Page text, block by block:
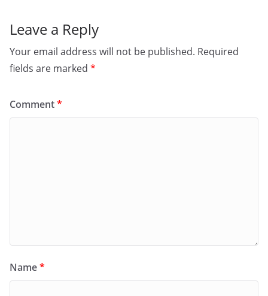
Leave a Reply
Your email address will not be published. Required
fields are marked *
Comment*
Name*